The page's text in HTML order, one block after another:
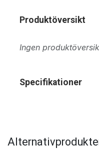
Produktöversikt
Ingen
Specifikationer